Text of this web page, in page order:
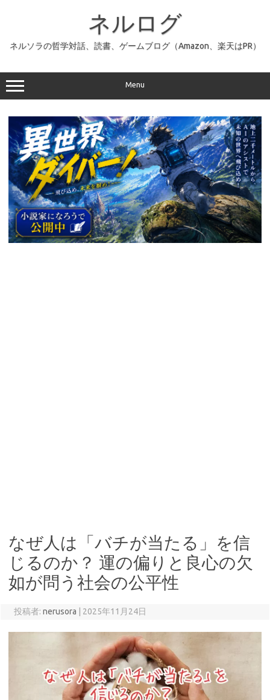
ッ
プ
ネルログ
ネルソラの哲学対話、読書、ゲームブログ（Amazon、楽天はPR）
Menu
なぜ人は「バチが当たる」を信
じるのか？ 運の偏りと良心の欠
如が問う社会の公平性
投稿者: nerusora 2025年11月24日